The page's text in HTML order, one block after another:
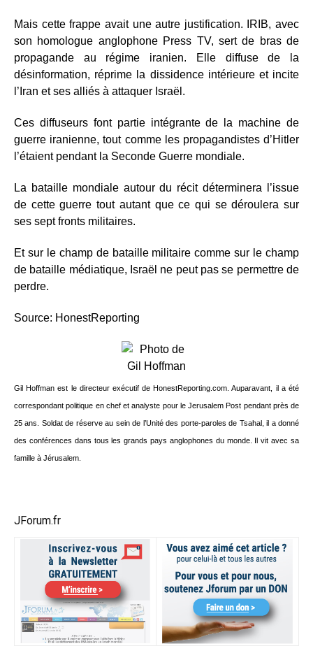
Mais cette frappe avait une autre justification. IRIB, avec
son homologue anglophone Press TV, sert de bras de
propagande au régime iranien. Elle diffuse de la
désinformation, réprime la dissidence intérieure et incite
l’Iran et ses alliés à attaquer Israël.
Ces diffuseurs font partie intégrante de la machine de
guerre iranienne, tout comme les propagandistes d’Hitler
l’étaient pendant la Seconde Guerre mondiale.
La bataille mondiale autour du récit déterminera l’issue
de cette guerre tout autant que ce qui se déroulera sur
ses sept fronts militaires.
Et sur le champ de bataille militaire comme sur le champ
de bataille médiatique, Israël ne peut pas se permettre de
perdre.
Source: HonestReporting
Gil Hoffman est le directeur exécutif de HonestReporting.com. Auparavant, il a été
correspondant politique en chef et analyste pour le Jerusalem Post pendant près de
25 ans. Soldat de réserve au sein de l’Unité des porte-paroles de Tsahal, il a donné
des conférences dans tous les grands pays anglophones du monde. Il vit avec sa
famille à Jérusalem.
JForum.fr